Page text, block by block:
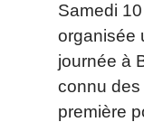
Samedi
organisée
journée à
connu
première